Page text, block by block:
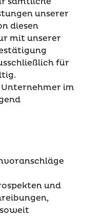
unserer
diesen
mit unserer
für
Unternehmer im
und